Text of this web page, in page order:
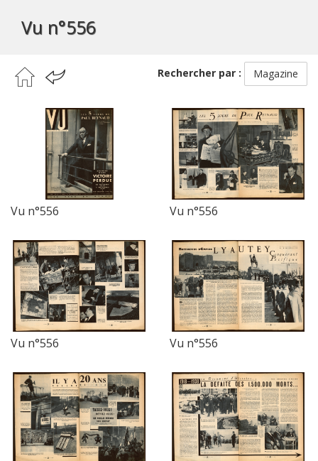
Vu n°556
Rechercher par : Magazine
Vu n°556 Vu n°556
Vu n°556 Vu n°556